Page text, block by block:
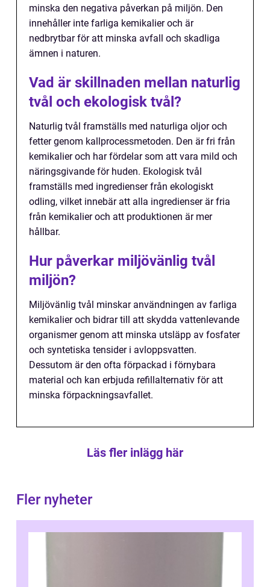
minska den negativa påverkan på miljön. Den
innehåller inte farliga kemikalier och är
nedbrytbar för att minska avfall och skadliga
ämnen i naturen.
Vad är skillnaden mellan naturlig
tvål och ekologisk tvål?
Naturlig tvål framställs med naturliga oljor och
fetter genom kallprocessmetoden. Den är fri från
kemikalier och har fördelar som att vara mild och
näringsgivande för huden. Ekologisk tvål
framställs med ingredienser från ekologiskt
odling, vilket innebär att alla ingredienser är fria
från kemikalier och att produktionen är mer
hållbar.
Hur påverkar miljövänlig tvål
miljön?
Miljövänlig tvål minskar användningen av farliga
kemikalier och bidrar till att skydda vattenlevande
organismer genom att minska utsläpp av fosfater
och syntetiska tensider i avloppsvatten.
Dessutom är den ofta förpackad i förnybara
material och kan erbjuda refillalternativ för att
minska förpackningsavfallet.
Läs fler inlägg här
Fler nyheter